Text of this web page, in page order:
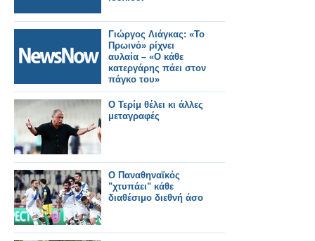
Γιώργος Λιάγκας: «Το
Πρωινό» ρίχνει
αυλαία – «Ο κάθε
κατεργάρης πάει στον
πάγκο του»
Ο Τερίμ θέλει κι άλλες
μεταγραφές
Ο Παναθηναϊκός
"χτυπάει" κάθε
διαθέσιμο διεθνή άσο